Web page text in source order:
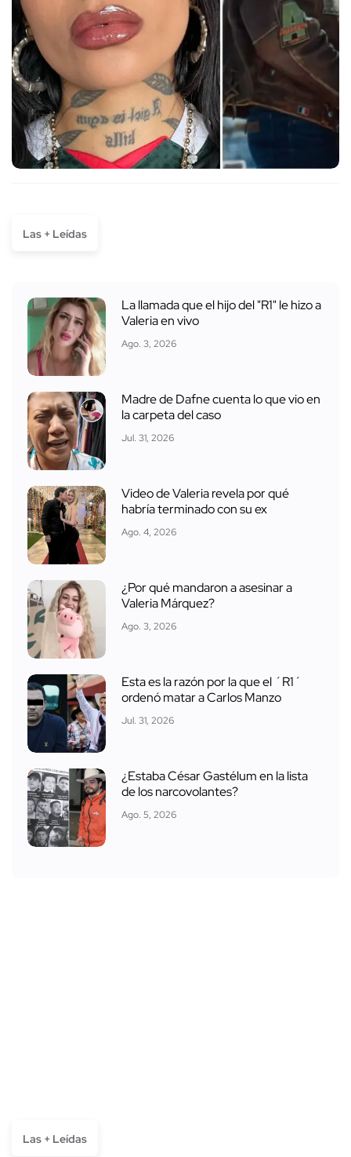
Las + Leídas
La llamada que el hijo del "R1" le hizo a
Valeria en vivo
Ago. 3, 2026
Madre de Dafne cuenta lo que vio en
la carpeta del caso
Jul. 31, 2026
Video de Valeria revela por qué
habría terminado con su ex
Ago. 4, 2026
¿Por qué mandaron a asesinar a
Valeria Márquez?
Ago. 3, 2026
Esta es la razón por la que el ´R1´
ordenó matar a Carlos Manzo
Jul. 31, 2026
¿Estaba César Gastélum en la lista
de los narcovolantes?
Ago. 5, 2026
Las + Leídas